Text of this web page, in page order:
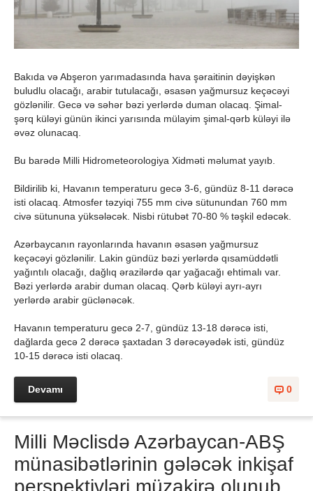
Bakıda və Abşeron yarımadasında hava şəraitinin dəyişkən
buludlu olacağı, arabir tutulacağı, əsasən yağmursuz keçəcəyi
gözlənilir. Gecə və səhər bəzi yerlərdə duman olacaq. Şimal-
şərq küləyi günün ikinci yarısında mülayim şimal-qərb küləyi ilə
əvəz olunacaq.
Bu barədə Milli Hidrometeorologiya Xidməti məlumat yayıb.
Bildirilib ki, Havanın temperaturu gecə 3-6, gündüz 8-11 dərəcə
isti olacaq. Atmosfer təzyiqi 755 mm civə sütunundan 760 mm
civə sütununa yüksələcək. Nisbi rütubət 70-80 % təşkil edəcək.
Azərbaycanın rayonlarında havanın əsasən yağmursuz
keçəcəyi gözlənilir. Lakin gündüz bəzi yerlərdə qısamüddətli
yağıntılı olacağı, dağlıq ərazilərdə qar yağacağı ehtimalı var.
Bəzi yerlərdə arabir duman olacaq. Qərb küləyi ayrı-ayrı
yerlərdə arabir güclənəcək.
Havanın temperaturu gecə 2-7, gündüz 13-18 dərəcə isti,
dağlarda gecə 2 dərəcə şaxtadan 3 dərəcəyədək isti, gündüz
10-15 dərəcə isti olacaq.
0
Devamı
Milli Məclisdə Azərbaycan-ABŞ
münasibətlərinin gələcək inkişaf